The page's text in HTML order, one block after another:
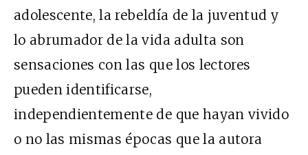
adolescente, la rebeldía de la juventud y
lo abrumador de la vida adulta son
sensaciones con las que los lectores
pueden identificarse,
independientemente de que hayan vivido
o no las mismas épocas que la autora